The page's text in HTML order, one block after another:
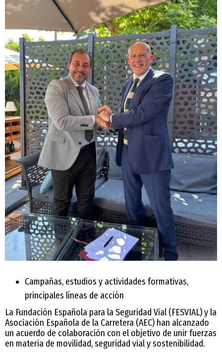
Campañas, estudios y actividades formativas,
principales líneas de acción
La Fundación Española para la Seguridad Vial (FESVIAL) y la
Asociación Española de la Carretera (AEC) han alcanzado
un acuerdo de colaboración con el objetivo de unir fuerzas
en materia de movilidad, seguridad vial y sostenibilidad.